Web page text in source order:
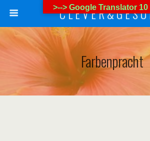
C L E V E R & G E S
Farbenpracht
>--> Google Translator